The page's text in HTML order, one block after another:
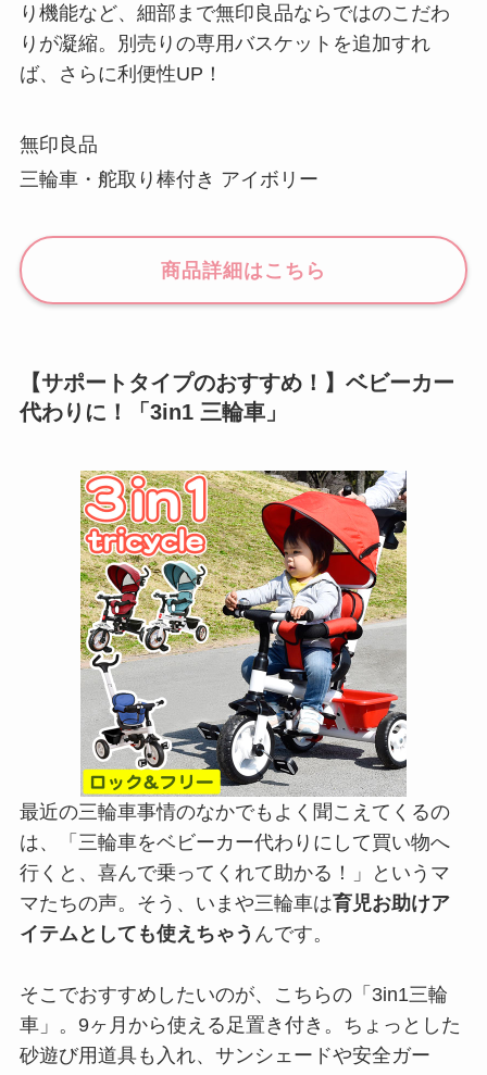
り機能など、細部まで無印良品ならではのこだわ
りが凝縮。別売りの専用バスケットを追加すれ
ば、さらに利便性UP！
無印良品
三輪車・舵取り棒付き アイボリー
商品詳細はこちら
【サポートタイプのおすすめ！】ベビーカー
代わりに！「3in1 三輪車」
最近の三輪車事情のなかでもよく聞こえてくるの
は、「三輪車をベビーカー代わりにして買い物へ
行くと、喜んで乗ってくれて助かる！」というマ
マたちの声。そう、いまや三輪車は育児お助けア
イテムとしても使えちゃう んです。
そこでおすすめしたいのが、こちらの「3in1三輪
車」。9ヶ月から使える足置き付き。ちょっとした
砂遊び用道具も入れ、サンシェードや安全ガー